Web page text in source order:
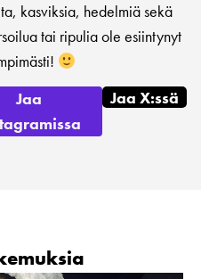
kasviksia, hedelmiä sekä
tai ripulia ole esiintynyt
Jaa
Jaa X:ssä